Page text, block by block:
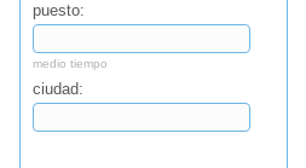
puesto:
medio tiempo
ciudad: